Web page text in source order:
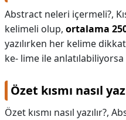
Abstract neleri içermeli?,
kelimeli olup, ortalama
yazılırken her kelime
ke- lime ile anlatılabiliyorsa
Özet kısmı nasıl
Özet kısmı nasıl yazılır?,